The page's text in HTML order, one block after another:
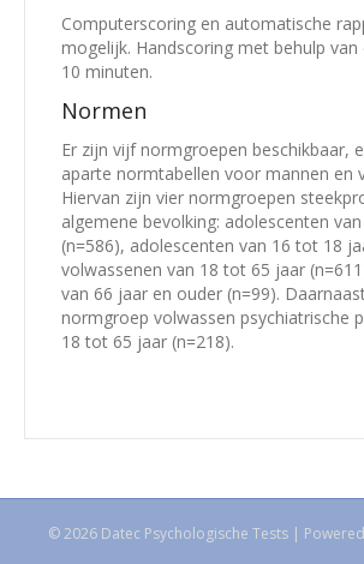
Computerscoring en automatische
mogelijk. Handscoring met behulp
10 minuten.
Normen
Er zijn vijf normgroepen beschikbaar,
aparte normtabellen voor mannen en
Hiervan zijn vier normgroepen
algemene bevolking: adolescenten
(n=586), adolescenten van 16 tot 18
volwassenen van 18 tot 65 jaar
van 66 jaar en ouder (n=99).
normgroep volwassen psychiatrische
18 tot 65 jaar (n=218).
© 2026 Datec Psychologische Tests |